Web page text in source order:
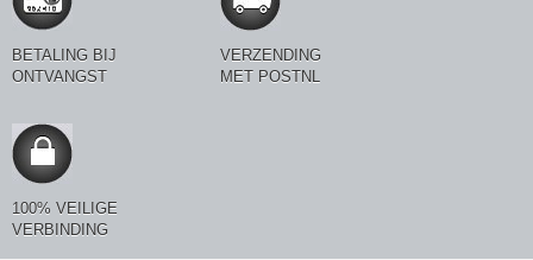
BETALING BIJ
ONTVANGST
VERZENDING
MET POSTNL
100% VEILIGE
VERBINDING